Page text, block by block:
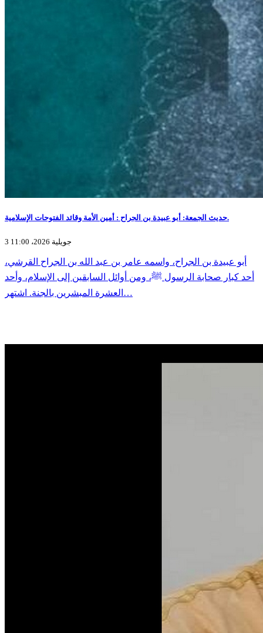
حديث الجمعة: أبو عبيدة بن الجراح : أمين الأمة وقائد الفتوحات الإسلامية.
3 جويلية 2026، 11:00
أبو عبيدة بن الجراح، واسمه عامر بن عبد الله بن الجراح القرشي،
أحد كبار صحابة الرسول ﷺ، ومن أوائل السابقين إلى الإسلام، وأحد
العشرة المبشرين بالجنة. اشتهر…